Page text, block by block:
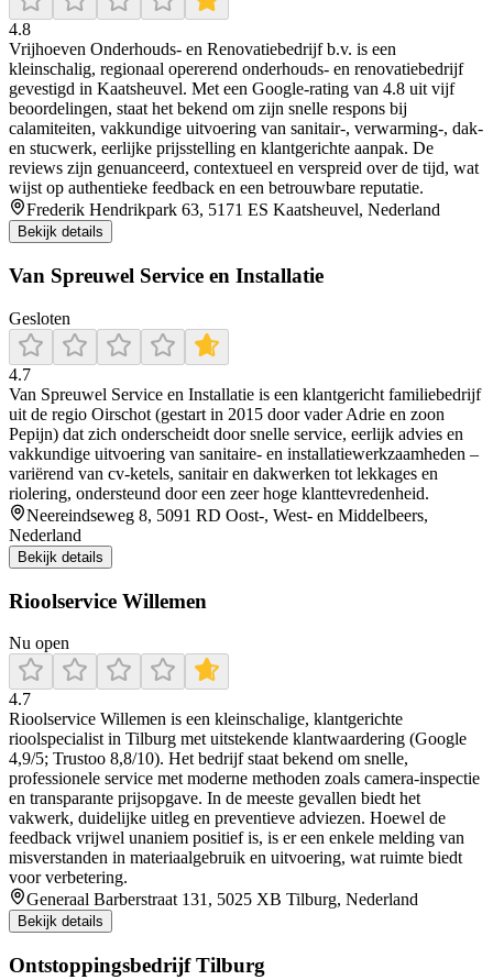
4.8
Vrijhoeven Onderhouds- en Renovatiebedrijf b.v. is een
kleinschalig, regionaal opererend onderhouds- en renovatiebedrijf
gevestigd in Kaatsheuvel. Met een Google-rating van 4.8 uit vijf
beoordelingen, staat het bekend om zijn snelle respons bij
calamiteiten, vakkundige uitvoering van sanitair-, verwarming-, dak-
en stucwerk, eerlijke prijsstelling en klantgerichte aanpak. De
reviews zijn genuanceerd, contextueel en verspreid over de tijd, wat
wijst op authentieke feedback en een betrouwbare reputatie.
Frederik Hendrikpark 63, 5171 ES Kaatsheuvel, Nederland
Bekijk details
Van Spreuwel Service en Installatie
Gesloten
4.7
Van Spreuwel Service en Installatie is een klantgericht familiebedrijf
uit de regio Oirschot (gestart in 2015 door vader Adrie en zoon
Pepijn) dat zich onderscheidt door snelle service, eerlijk advies en
vakkundige uitvoering van sanitaire- en installatiewerkzaamheden –
variërend van cv-ketels, sanitair en dakwerken tot lekkages en
riolering, ondersteund door een zeer hoge klanttevredenheid.
Neereindseweg 8, 5091 RD Oost-, West- en Middelbeers,
Nederland
Bekijk details
Rioolservice Willemen
Nu open
4.7
Rioolservice Willemen is een kleinschalige, klantgerichte
rioolspecialist in Tilburg met uitstekende klantwaardering (Google
4,9/5; Trustoo 8,8/10). Het bedrijf staat bekend om snelle,
professionele service met moderne methoden zoals camera-inspectie
en transparante prijsopgave. In de meeste gevallen biedt het
vakwerk, duidelijke uitleg en preventieve adviezen. Hoewel de
feedback vrijwel unaniem positief is, is er een enkele melding van
misverstanden in materiaalgebruik en uitvoering, wat ruimte biedt
voor verbetering.
Generaal Barberstraat 131, 5025 XB Tilburg, Nederland
Bekijk details
Ontstoppingsbedrijf Tilburg